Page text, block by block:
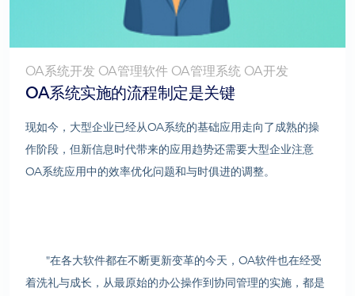
OA系统开发 OA管理软件 OA管理系统 OA开发
OA系统实施的流程制定是关键
现如今，大型企业已经从OA系统的基础应用走向了成熟的操
作阶段，但新信息时代带来的应用趋势还需要大型企业注意
OA系统应用中的效率优化问题和与时俱进的调整。
"在各大软件都在不断更新变革的今天，OA软件也在经受
着洗礼与成长，从最原始的办公操作到协同管理的实施，都是